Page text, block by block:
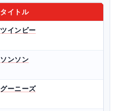
タイトル
ツインビー
ソンソン
グーニーズ